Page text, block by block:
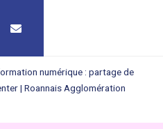
numérique : partage de
| Roannais Agglomération